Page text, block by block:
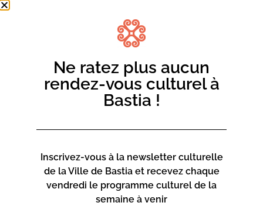
16.04.2025
Jeux de piste à Merusaglia, merendella, visite du musée
suivie d’une balade à la découverte de la flore locale.
Infos et inscriptions : 04 95 55 97 97
centresocial@bastia.corsica
Ne ratez plus aucun
rendez-vous culturel à
Bastia !
Inscrivez-vous à la newsletter culturelle
de la Ville de Bastia et recevez chaque
vendredi le programme culturel de la
semaine à venir